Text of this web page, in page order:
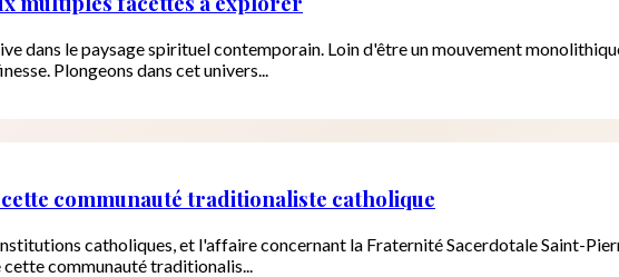
dans le paysage spirituel contemporain. Loin d'être un mouvement
Plongeons dans cet univers...
communauté traditionaliste catholique
catholiques, et l'affaire concernant la Fraternité Sacerdotale Saint-
communauté traditionalis...